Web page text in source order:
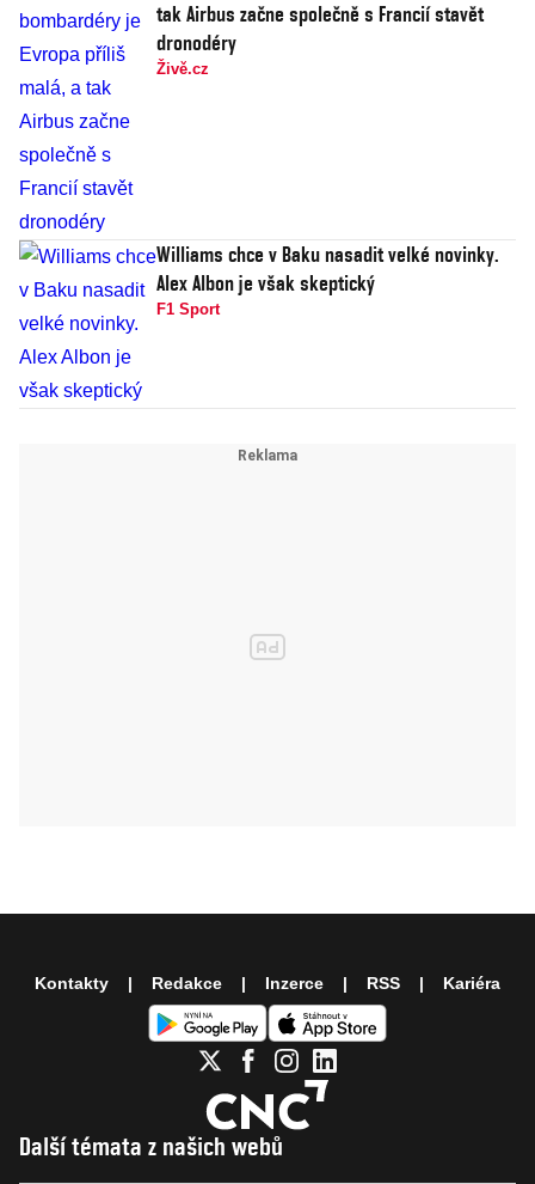
tak Airbus začne společně s Francií stavět
dronodéry
Živě.cz
Williams chce v Baku nasadit velké novinky.
Alex Albon je však skeptický
F1 Sport
Další témata z našich webů
Kontakty Redakce Inzerce RSS Kariéra